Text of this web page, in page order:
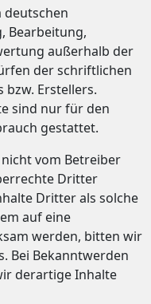
deutschen
Bearbeitung,
außerhalb der
der schriftlichen
Erstellers.
sind nur für den
gestattet.
vom Betreiber
Dritter
Dritter als solche
auf eine
werden, bitten wir
Bei Bekanntwerden
derartige Inhalte